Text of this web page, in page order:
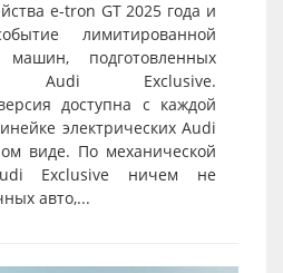
e-tron GT 2025 года и
лимитированной
подготовленных
Audi Exclusive.
доступна с каждой
электрических Audi
виде. По механической
Exclusive ничем не
авто,...